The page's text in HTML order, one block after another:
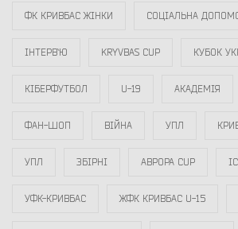
ФК КРИВБАС ЖІНКИ СОЦІАЛЬНА
ІНТЕРВ`Ю KRYVBAS CUP КУБОК
КІБЕРФУТБОЛ U-19 АКАДЕМІЯ
ФАН-ШОП ВІЙНА УПЛ
УПЛ ЗБІРНІ АВРОРА CUP
УФК-КРИВБАС ЖФК КРИВБАС U-15